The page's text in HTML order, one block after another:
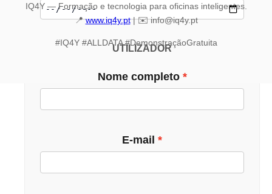
UTILIZADOR
Nome completo
E-mail
IQ4Y — Formação e tecnologia para oficinas inteligentes.
📍www.iq4y.pt| ✉️ info@iq4y.pt
#IQ4Y #ALLDATA #DemonstraçãoGratuita